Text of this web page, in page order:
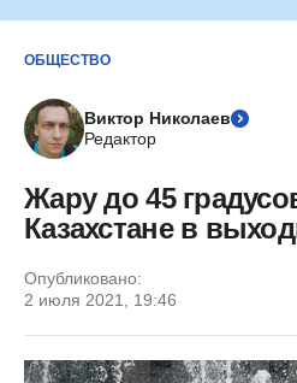
ОБЩЕСТВО
Виктор Николаев
Редактор
Жару до 45
Казахстане в
Опубликовано:
2 июля 2021, 19:46